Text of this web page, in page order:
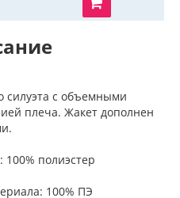
силуэта с объемными
плеча. Жакет дополнен
100% полиэстер
100% ПЭ